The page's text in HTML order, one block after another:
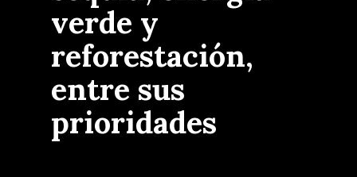
verde y
reforestación,
entre sus
prioridades